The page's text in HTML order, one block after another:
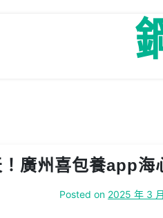
廣州喜包養app海
Posted on 2025 年 3